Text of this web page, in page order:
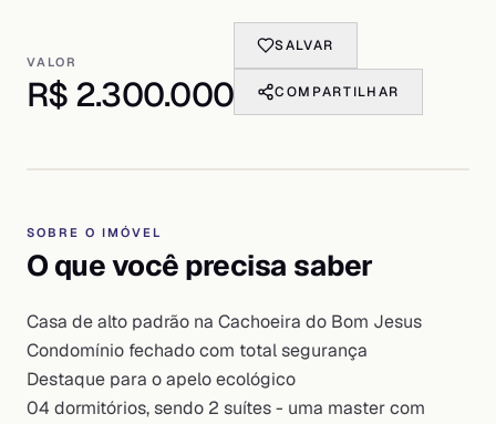
VALOR
R$ 2.300.000
SALVAR
COMPARTILHAR
SOBRE O IMÓVEL
O que você precisa saber
Casa de alto padrão na Cachoeira do Bom Jesus
Condomínio fechado com total segurança
Destaque para o apelo ecológico
04 dormitórios, sendo 2 suítes - uma master com